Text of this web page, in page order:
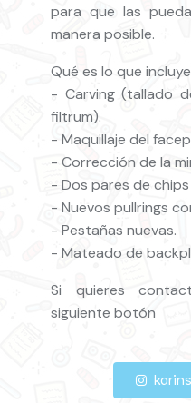
para que las
manera posible.
Qué es lo que
- Carving (tallado
filtrum).
- Maquillaje del
- Corrección de la
- Dos pares de
- Nuevos pullrings
- Pestañas nuevas.
- Mateado de
Si quieres
siguiente botón